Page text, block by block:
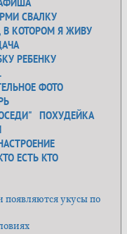
СВАЛКУ
КОТОРОМ Я ЖИВУ
РЕБЕНКУ
ФОТО
ПОХУДЕЙКА
ЕСТЬ КТО
появляются укусы по